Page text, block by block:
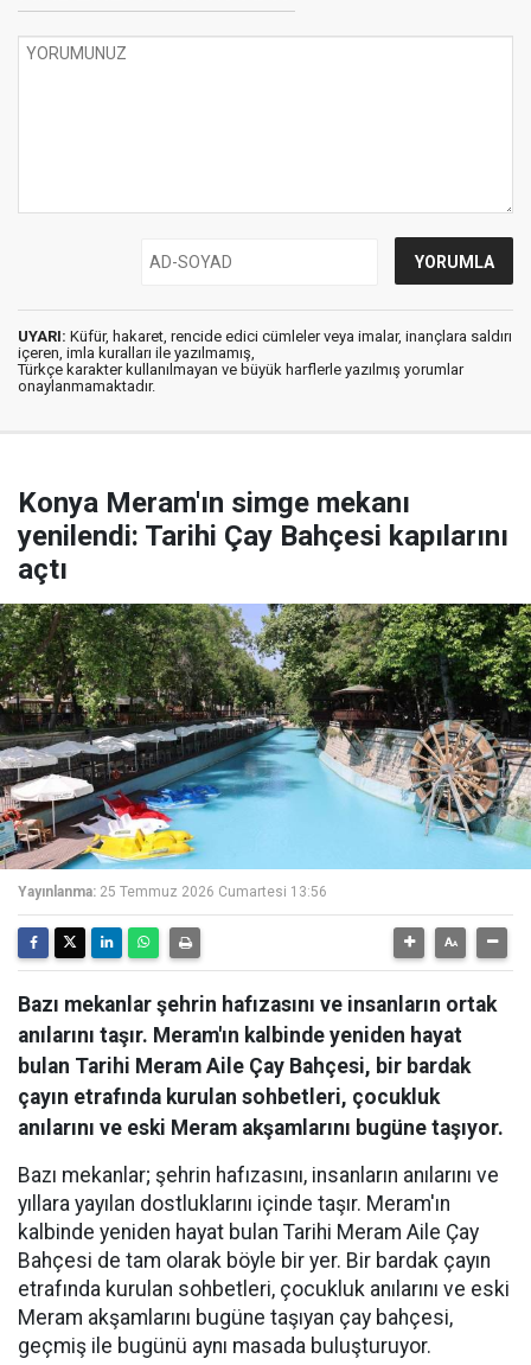
UYARI: Küfür, hakaret, rencide edici cümleler veya imalar, inançlara saldırı
içeren, imla kuralları ile yazılmamış,
Türkçe karakter kullanılmayan ve büyük harflerle yazılmış yorumlar
onaylanmamaktadır.
Konya Meram'ın simge mekanı
yenilendi: Tarihi Çay Bahçesi kapılarını
açtı
Yayınlanma: 25 Temmuz 2026 Cumartesi 13:56
Bazı mekanlar şehrin hafızasını ve insanların ortak
anılarını taşır. Meram'ın kalbinde yeniden hayat
bulan Tarihi Meram Aile Çay Bahçesi, bir bardak
çayın etrafında kurulan sohbetleri, çocukluk
anılarını ve eski Meram akşamlarını bugüne taşıyor.
Bazı mekanlar; şehrin hafızasını, insanların anılarını ve
yıllara yayılan dostluklarını içinde taşır. Meram'ın
kalbinde yeniden hayat bulan Tarihi Meram Aile Çay
Bahçesi de tam olarak böyle bir yer. Bir bardak çayın
etrafında kurulan sohbetleri, çocukluk anılarını ve eski
Meram akşamlarını bugüne taşıyan çay bahçesi,
geçmiş ile bugünü aynı masada buluşturuyor.